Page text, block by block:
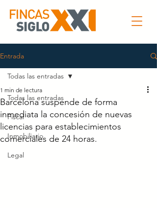
Entrada
Todas las entradas
Fiscal
Inmobiliario
Legal
Todas las entradas
Barcelona suspende de forma
inmediata la concesión de nuevas
licencias para establecimientos
comerciales de 24 horas.
1 min de lectura